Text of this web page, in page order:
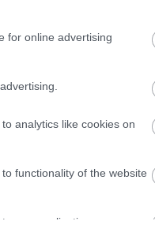
for online advertising
analytics like cookies on
functionality of the website
personalization.